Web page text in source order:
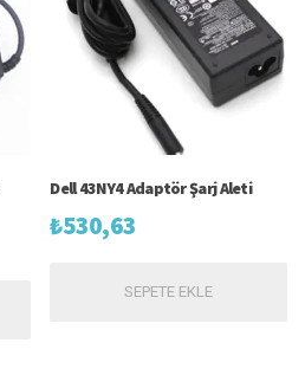
Dell 43NY4 Adaptör Şarj Aleti
₺530,63
SEPETE EKLE